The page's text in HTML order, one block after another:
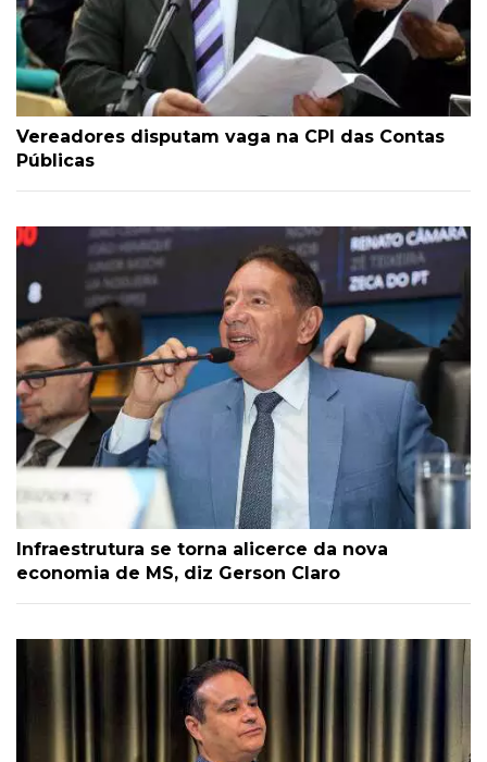
Vereadores disputam vaga na CPI das Contas
Públicas
Infraestrutura se torna alicerce da nova
economia de MS, diz Gerson Claro